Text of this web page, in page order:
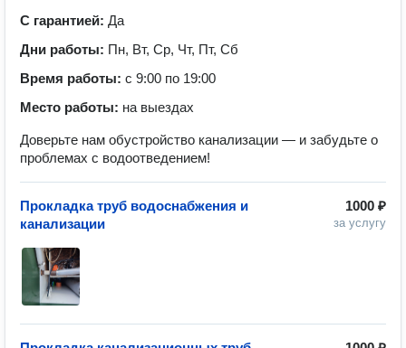
С гарантией: Да
Дни работы: Пн, Вт, Ср, Чт, Пт, Сб
Время работы: с 9:00 по 19:00
Место работы: на выездах
Доверьте нам обустройство канализации — и забудьте о
проблемах с водоотведением!
1000 ₽
за услугу
Прокладка труб водоснабжения и
канализации